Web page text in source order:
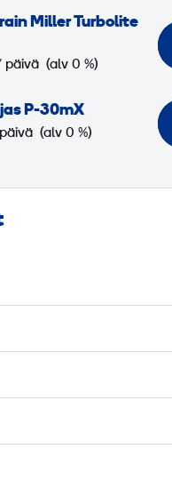
Miller Turbolite
päivä (alv 0 %)
P-30mX
(alv 0 %)